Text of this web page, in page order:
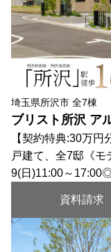
埼玉県所沢市 全7棟
ブリスト所沢 ア
【契約特典:30万
戸建て、全7邸《モ
9(日)11:00～
資料請求